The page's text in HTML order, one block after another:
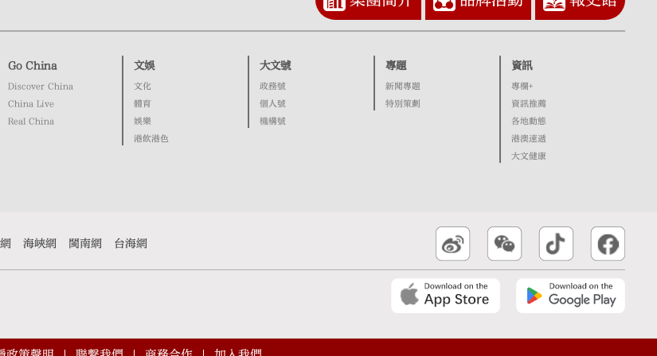
Go China
Discover China
China Live
Real China
文娛
文化
體育
娛樂
港飲港色
大文號
政務號
個人號
機構號
專題
新聞專題
特別策劃
資訊
專欄+
資訊推薦
各地動態
港澳速遞
大文健康
海峽網 閩南網 台海網